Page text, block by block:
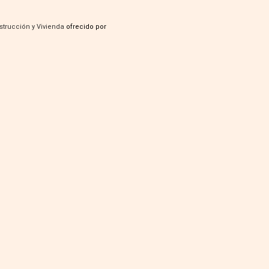
y Vivienda ofrecido por